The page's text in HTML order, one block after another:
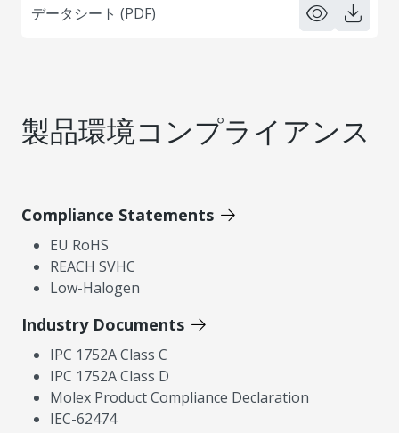
データシート (PDF)
製品環境コンプライアンス
Compliance Statements
EU RoHS
REACH SVHC
Low-Halogen
Industry Documents
IPC 1752A Class C
IPC 1752A Class D
Molex Product Compliance Declaration
IEC-62474